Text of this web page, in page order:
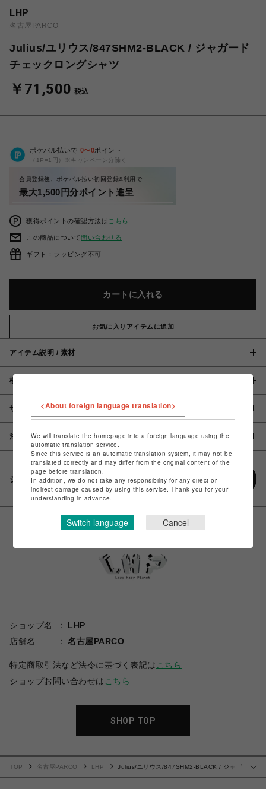
LHP
名古屋PARCO
Julius/ユリウス/847SHM2-BLACK / ジャガード
チェックロングシャツ
￥71,500 税込
ポケパル払いで 0〜0ポイント
（1P=1円）※キャンペーン分除く
会員登録後、ポケパル払い初回登録&利用で
最大1,500円分ポイント進呈
獲得ポイントの確認方法は こちら
この商品について問い合わせる
ギフト：ラッピング不可
カートに入れる
お気に入りアイテムに追加
アイテム説明 / 素材
概要
サイズ
注意事項
シェアする
ショップ名
LHP
店舗名
名古屋PARCO
特定商取引法など法令に基づく表記は こちら
ショップお問い合わせは こちら
SHOP TOP
…
TOP 名古屋PARCO LHP
Julius/ユリウス/847SHM2-BLACK / ジャガ
<About foreign language translation>
We will translate the homepage into a foreign language using the
automatic translation service.
Since this service is an automatic translation system, it may not be
translated correctly and may differ from the original content of the
page before translation.
In addition, we do not take any responsibility for any direct or
indirect damage caused by using this service. Thank you for your
understanding in advance.
Switch language Cancel